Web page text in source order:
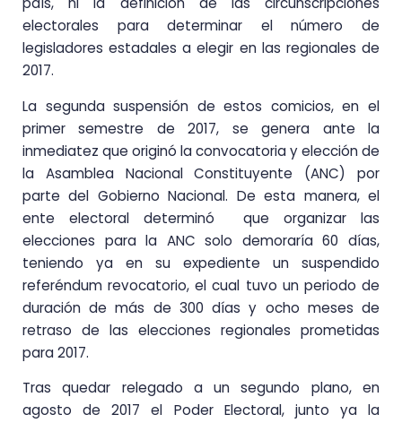
electorales para determinar el número de
legisladores estadales a elegir en las regionales de
2017.
La segunda suspensión de estos comicios, en el
primer semestre de 2017, se genera ante la
inmediatez que originó la convocatoria y elección de
la Asamblea Nacional Constituyente (ANC) por
parte del Gobierno Nacional. De esta manera, el
ente electoral determinó que organizar las
elecciones para la ANC solo demoraría 60 días,
teniendo ya en su expediente un suspendido
referéndum revocatorio, el cual tuvo un periodo de
duración de más de 300 días y ocho meses de
retraso de las elecciones regionales prometidas
para 2017.
Tras quedar relegado a un segundo plano, en
agosto de 2017 el Poder Electoral, junto ya la